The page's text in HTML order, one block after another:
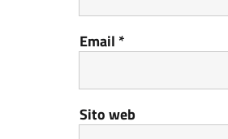
Email *
Sito web